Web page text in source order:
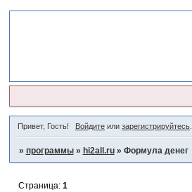
Привет, Гость! Войдитеили зарегистрируйтесь.
» программы » hi2all.ru » Формула денег
Страница: 1